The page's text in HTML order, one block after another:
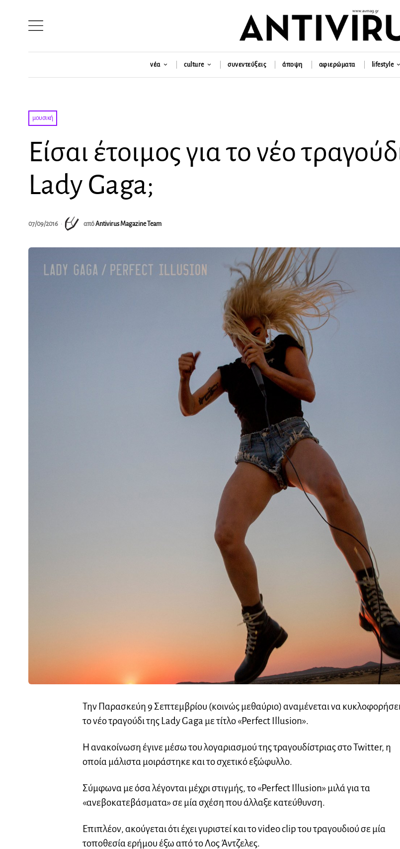
νέα culture συνεντεύξεις άποψη αφιερώματα lifestyle
μουσική
Είσαι έτοιμος για το νέο
Lady Gaga;
07/09/2016 απόAntivirus Magazine Team
Την Παρασκεύη 9 Σεπτεμβρίου (κοινώς μεθαύριο) αναμένεται να
το νέο τραγούδι της Lady Gaga με τίτλο «Perfect Illusion».
Η ανακοίνωση έγινε μέσω του λογαριασμού της τραγουδίστριας στο Twitter, η
οποία μάλιστα μοιράστηκε και το σχετικό εξώφυλλο.
Σύμφωνα με όσα λέγονται μέχρι στιγμής, το «Perfect Illusion» μιλά για τα
«ανεβοκατεβάσματα» σε μία σχέση που άλλαξε κατεύθυνση.
Επιπλέον, ακούγεται ότι έχει γυριστεί και το video clip του τραγουδιού σε μία
τοποθεσία ερήμου έξω από το Λος Άντζελες.